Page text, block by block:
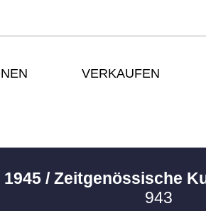
VERKAUFEN
/ Zeitgenössische
943